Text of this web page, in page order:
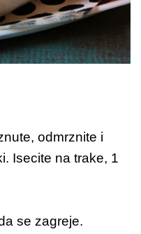
odmrznite i
Isecite na trake, 1
se zagreje.